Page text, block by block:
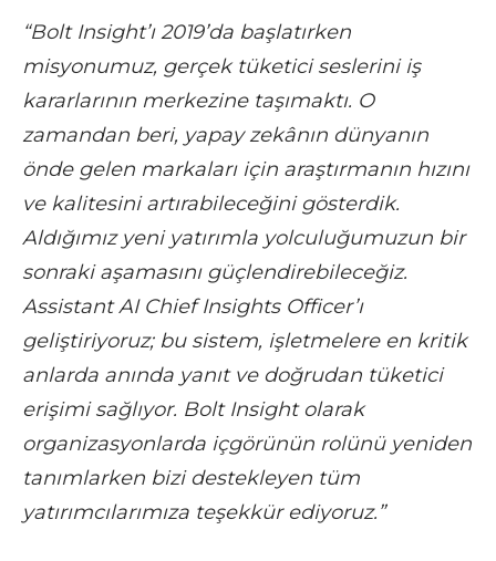
“Bolt Insight’ı 2019’da başlatırken
misyonumuz, gerçek tüketici seslerini iş
kararlarının merkezine taşımaktı. O
zamandan beri, yapay zekânın dünyanın
önde gelen markaları için araştırmanın hızını
ve kalitesini artırabileceğini gösterdik.
Aldığımız yeni yatırımla yolculuğumuzun bir
sonraki aşamasını güçlendirebileceğiz.
Assistant AI Chief Insights Officer’ı
geliştiriyoruz; bu sistem, işletmelere en kritik
anlarda anında yanıt ve doğrudan tüketici
erişimi sağlıyor. Bolt Insight olarak
organizasyonlarda içgörünün rolünü yeniden
tanımlarken bizi destekleyen tüm
yatırımcılarımıza teşekkür ediyoruz.”